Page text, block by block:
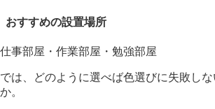
おすすめの設置場所
仕事部屋・作業部屋・勉強部屋
では、どのように選べば色選びに失敗しな
か。